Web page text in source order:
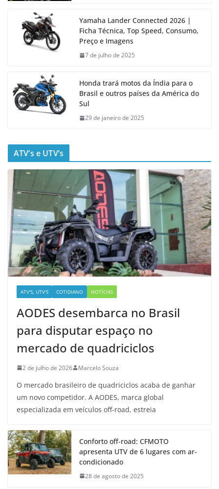
Yamaha Lander Connected 2026 |
Ficha Técnica, Top Speed, Consumo,
Preço e Imagens
7 de julho de 2025
Honda trará motos da Índia para o
Brasil e outros países da América do
Sul
29 de janeiro de 2025
ATV’s e UTV’s
ATV'S, UTV'S COTIDIANO NOTÍCIAS
AODES desembarca no Brasil
para disputar espaço no
mercado de quadriciclos
2 de julho de 2026 Marcelo Souza
O mercado brasileiro de quadriciclos acaba de ganhar
um novo competidor. A AODES, marca global
especializada em veículos off-road, estreia
Conforto off-road: CFMOTO
apresenta UTV de 6 lugares com ar-
condicionado
28 de agosto de 2025